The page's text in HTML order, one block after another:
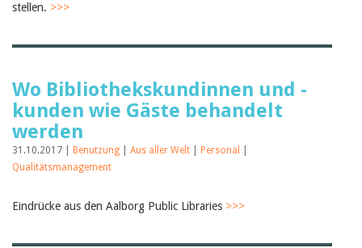
stellen. >>>
Wo Bibliothekskundinnen und -
kunden wie Gäste behandelt
werden
31.10.2017 | Benutzung Aus aller Welt Personal
Qualitätsmanagement
Eindrücke aus den Aalborg Public Libraries >>>